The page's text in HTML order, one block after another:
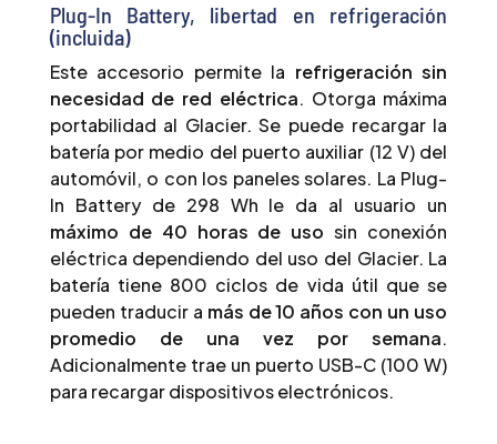
Plug-In Battery, libertad en refrigeración
(incluida)
Este accesorio permite la refrigeración sin
necesidad de red eléctrica. Otorga máxima
portabilidad al Glacier. Se puede recargar la
batería por medio del puerto auxiliar (12 V) del
automóvil, o con los paneles solares. La Plug-
In Battery de 298 Wh le da al usuario un
máximo de 40 horas de uso sin conexión
eléctrica dependiendo del uso del Glacier. La
batería tiene 800 ciclos de vida útil que se
pueden traducir a más de 10 años con un uso
promedio de una vez por semana.
Adicionalmente trae un puerto USB-C (100 W)
para recargar dispositivos electrónicos.